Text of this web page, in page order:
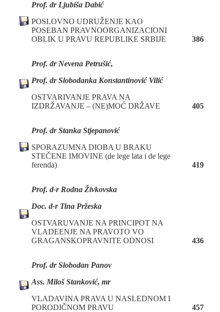
Prof. dr Ljubiša Dabić
POSLOVNO UDRUŽENJE KAO
POSEBAN PRAVNOORGANIZACIONI
OBLIK U PRAVU REPUBLIKE SRBIJE
386
Prof. dr Nevena Petrušić,
Prof. dr Slobodanka Konstantinović Vilić
OSTVARIVANJE PRAVA NA
IZDRŽAVANJE – (NE)MOĆ DRŽAVE
405
Prof. dr Stanka Stjepanović
SPORAZUMNA DIOBA U BRAKU
STEČENE IMOVINE (de lege lata i de lege
ferenda)
419
Prof. d-r Rodna Živkovska
Doc. d-r Tina Pržeska
OSTVARUVANJE NA PRINCIPOT NA
VLADEENJE NA PRAVOTO VO
GRAGANSKOPRAVNITE ODNOSI
436
Prof. dr Slobodan Panov
Ass. Miloš Stanković, mr
VLADAVINA PRAVA U NASLEDNOM I
PORODIČNOM PRAVU
457